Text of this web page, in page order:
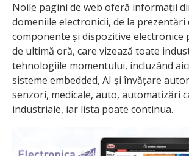
Noile pagini de web oferă informații
domeniile electronicii, de la prezentări
componente și dispozitive electronice
de ultimă oră, care vizează toate
tehnologiile momentului, incluzând
sisteme embedded, AI și învățare
senzori, medicale, auto, automatizări
industriale, iar lista poate continua.